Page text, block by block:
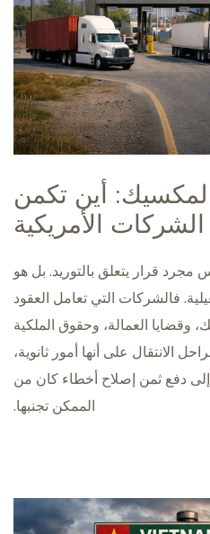
المكسيك: أين تكمن
الأمريكية
مجرد قرار يتعلق بالتوريد. بل هو
فالشركات التي تعامل العقود
وقضايا العمالة، وحقوق الملكية
الانتقال على أنها أمور ثانوية،
إلى دفع ثمن إصلاح أخطاء كان من
الممكن تجنبها.